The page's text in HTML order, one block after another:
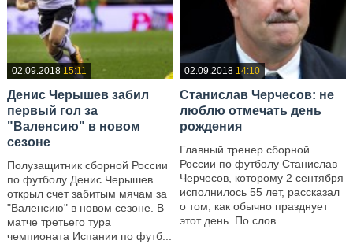
02.09.2018 15:11
Денис Черышев забил
первый гол за
"Валенсию" в новом
сезоне
Полузащитник сборной России
по футболу Денис Черышев
открыл счет забитым мячам за
"Валенсию" в новом сезоне. В
матче третьего тура
чемпионата Испании по футб...
02.09.2018 14:10
Станислав Черчесов: не
люблю отмечать день
рождения
Главный тренер сборной
России по футболу Станислав
Черчесов, которому 2 сентября
исполнилось 55 лет, рассказал
о том, как обычно празднует
этот день. По слов...